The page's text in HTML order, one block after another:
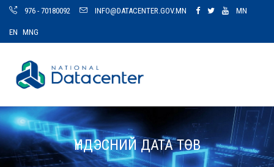
976 - 70180092 INFO@DATACENTER.GOV.MN MN
EN MNG
ҮНДЭСНИЙ ДАТА ТӨВ